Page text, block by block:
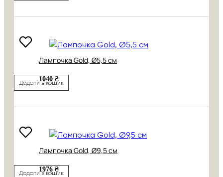
Лампочка Gold, Ø5,5 см
1040 ₴
Додати в кошик
Лампочка Gold, Ø9,5 см
1976 ₴
Додати в кошик